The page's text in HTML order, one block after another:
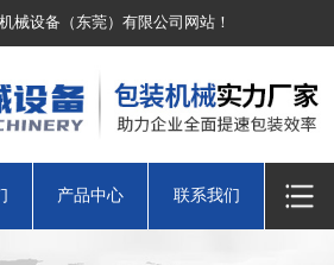
械设备（东莞）有限公司网站！
产品中心 联系我们